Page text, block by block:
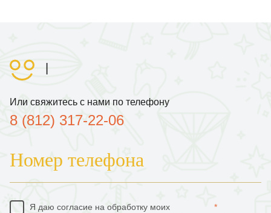
Или свяжитесь с нами по телефону
8 (812) 317-22-06
Номер телефона
Я даю согласие на обработку моих
*